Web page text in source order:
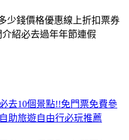
去10個景點!!免門票免費參
助旅遊自由行必玩推薦